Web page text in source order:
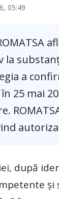
05:49
la
a
25 mai
după
și